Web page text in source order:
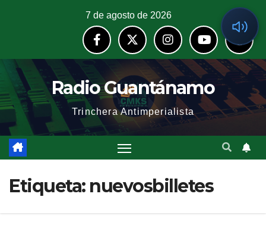
7 de agosto de 2026
Radio Guantánamo
Trinchera Antimperialista
Etiqueta: nuevosbilletes